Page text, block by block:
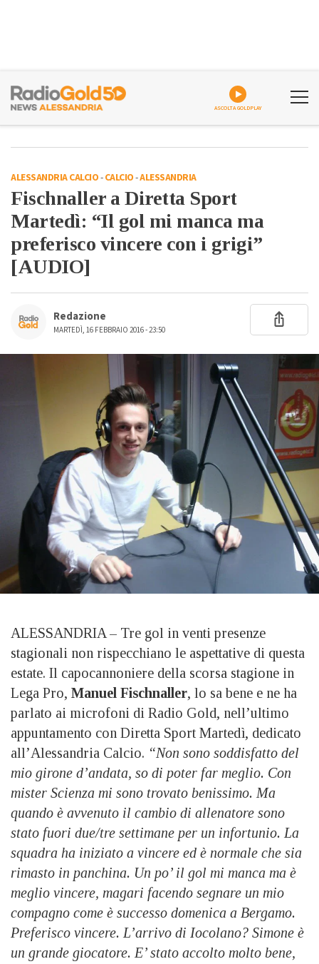
ASCOLTA GOLDPLAY
ALESSANDRIA CALCIO-CALCIO-ALESSANDRIA
Fischnaller a Diretta Sport
Martedì: “Il gol mi manca ma
preferisco vincere con i grigi”
[AUDIO]
Redazione
MARTEDÌ, 16 FEBBRAIO 2016 - 23:50
ALESSANDRIA – Tre gol in venti presenze
stagionali non rispecchiano le aspettative di questa
estate. Il capocannoniere della scorsa stagione in
Lega Pro, Manuel Fischnaller, lo sa bene e ne ha
parlato ai microfoni di Radio Gold, nell’ultimo
appuntamento con Diretta Sport Martedì, dedicato
all’Alessandria Calcio. “Non sono soddisfatto del
mio girone d’andata, so di poter far meglio. Con
mister Scienza mi sono trovato benissimo. Ma
quando è avvenuto il cambio di allenatore sono
stato fuori due/tre settimane per un infortunio. La
squadra ha iniziato a vincere ed è normale che sia
rimasto in panchina. Un po’ il gol mi manca ma è
meglio vincere, magari facendo segnare un mio
compagno come è successo domenica a Bergamo.
Preferisco vincere. L’arrivo di Iocolano? Simone è
un grande giocatore. E’ stato accolto molto bene,